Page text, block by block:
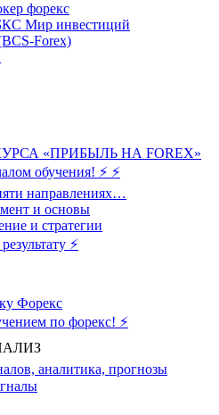
форекс
Мир инвестиций
Forex)
«ПРИБЫЛЬ НА FOREX»
обучения! ⚡ ⚡
направлениях…
и основы
и стратегии
⚡️
Форекс
по форекс! ⚡
аналитика, прогнозы